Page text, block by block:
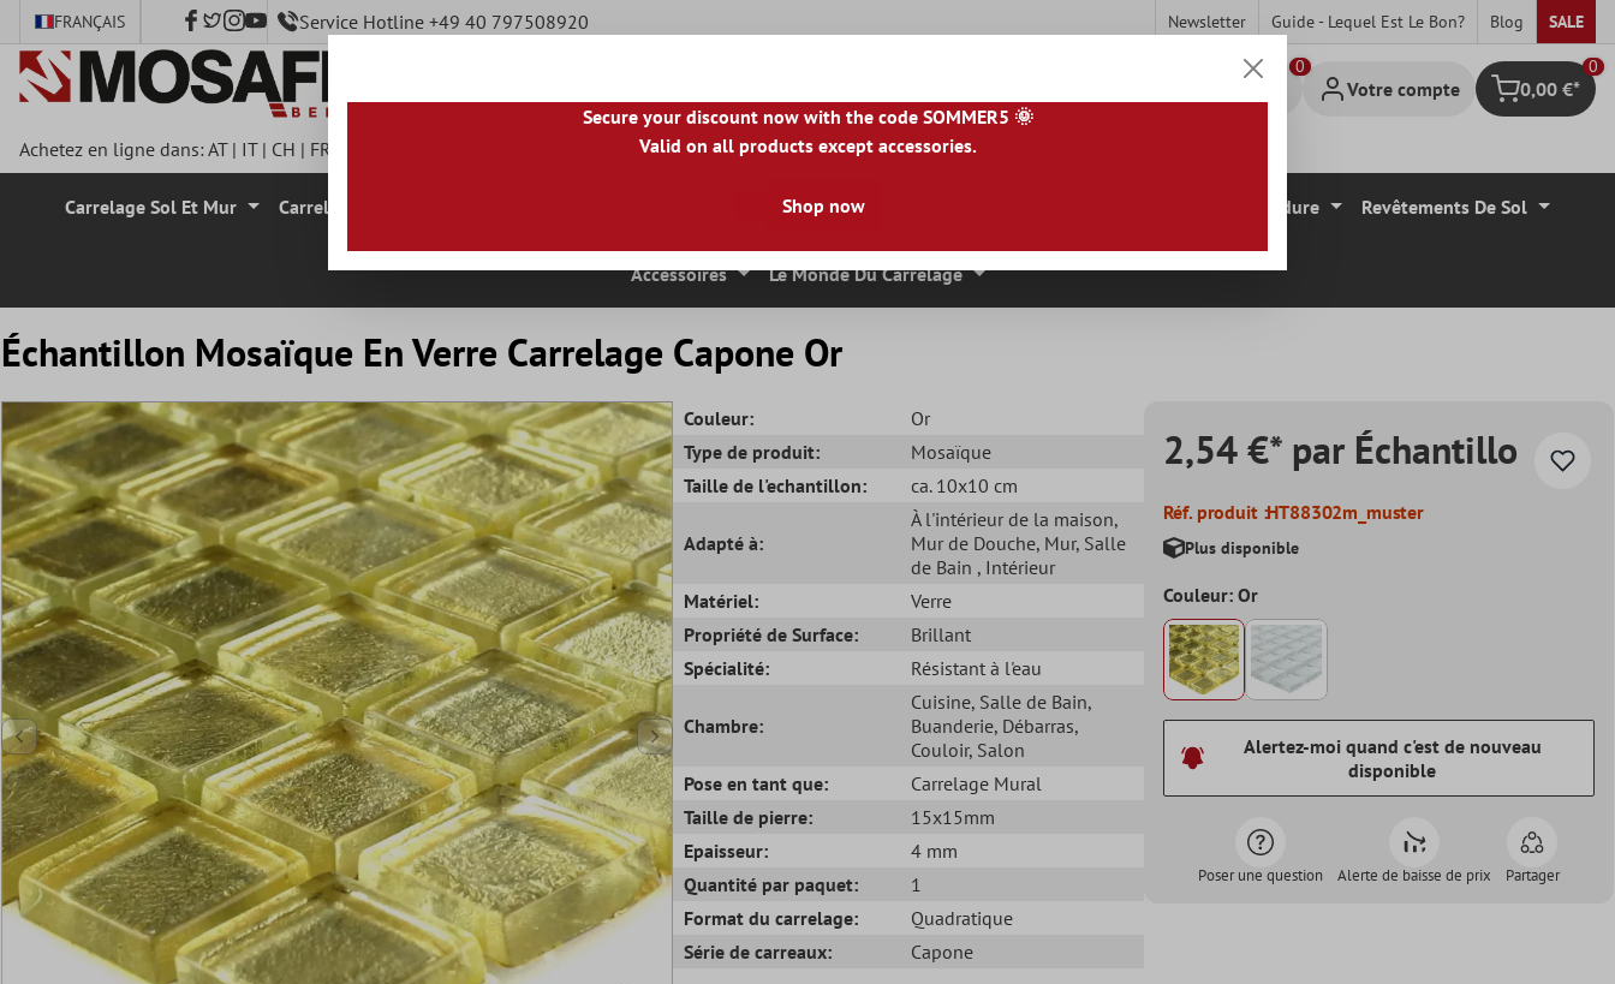
principal
FRANÇAIS Service Hotline +49 40 797508920 Newsletter Guide - Lequel Est Le Bon? Blog SALE
Votre compte Panier
0
0,00 €*
Achetez en ligne dans:AT| IT| CH | FR ES|PL|PT| FI|GR|RO|NO|HU|BG|HR
Carrelage Sol Et Mur Carrelage Mural Carreaux En Pierre Naturelle Carrelage Mural Bordure Revêtements De Sol
Accessoires Le Monde Du Carrelage
Échantillon Mosaïque En Verre Carrelage Capone Or
Couleur:
Or
Type de produit:
Mosaïque
Taille de l'echantillon:
ca. 10x10 cm
Adapté à:
À l'intérieur de la maison,
Mur de Douche, Mur, Salle
de Bain , Intérieur
Matériel:
Verre
Propriété de Surface:
Brillant
Spécialité:
Résistant à l'eau
Chambre:
Cuisine, Salle de Bain,
Buanderie, Débarras,
Couloir, Salon
Pose en tant que:
Carrelage Mural
Taille de pierre:
15x15mm
Epaisseur:
4 mm
Quantité par paquet:
1
Format du carrelage:
Quadratique
Série de carreaux:
Capone
2,54 €* par Échantillo
Réf. produit :HT88302m_muster
Plus disponible
Couleur: Or
Alertez-moi quand c'est de nouveau
disponible
Poser une question Alerte de baisse de prix Partager
Secure your discount now with the code SOMMER5 🌞
Valid on all products except accessories.
Shop now